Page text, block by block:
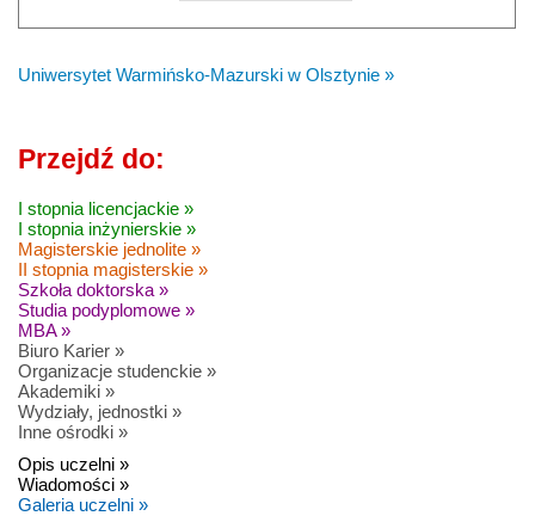
Uniwersytet Warmińsko-Mazurski w Olsztynie »
Przejdź do:
I stopnia licencjackie »
I stopnia inżynierskie »
Magisterskie jednolite »
II stopnia magisterskie »
Szkoła doktorska »
Studia podyplomowe »
MBA »
Biuro Karier »
Organizacje studenckie »
Akademiki »
Wydziały, jednostki »
Inne ośrodki »
Opis uczelni »
Wiadomości »
Galeria uczelni »